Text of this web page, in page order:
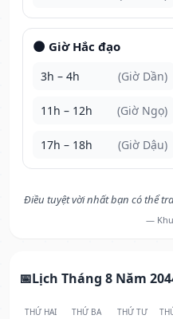
🌑 Giờ Hắc đạo
3h – 4h (Giờ Dần)
11h – 12h (Giờ Ngọ)
17h – 18h (Giờ Dậu)
Điều tuyệt vời nhất bạn có thể
—
Lịch Tháng 8 Năm
THỨ HAI THỨ BA THỨ TƯ